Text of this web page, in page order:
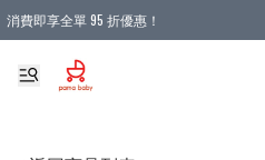
消費即享全單 95 折優惠！
購物滿 HKD 900.00即享免運費優惠！（適